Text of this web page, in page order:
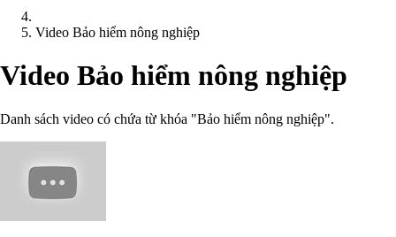
Video Bảo hiểm nông nghiệp
Video Bảo hiểm nông nghiệp
Danh sách video có chứa từ khóa "Bảo hiểm nông nghiệp".